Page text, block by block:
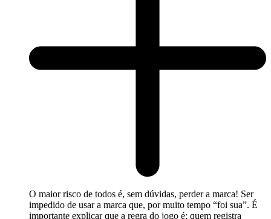
O maior risco de todos é, sem dúvidas, perder a marca! Ser
impedido de usar a marca que, por muito tempo “foi sua”. É
importante explicar que a regra do jogo é: quem registra